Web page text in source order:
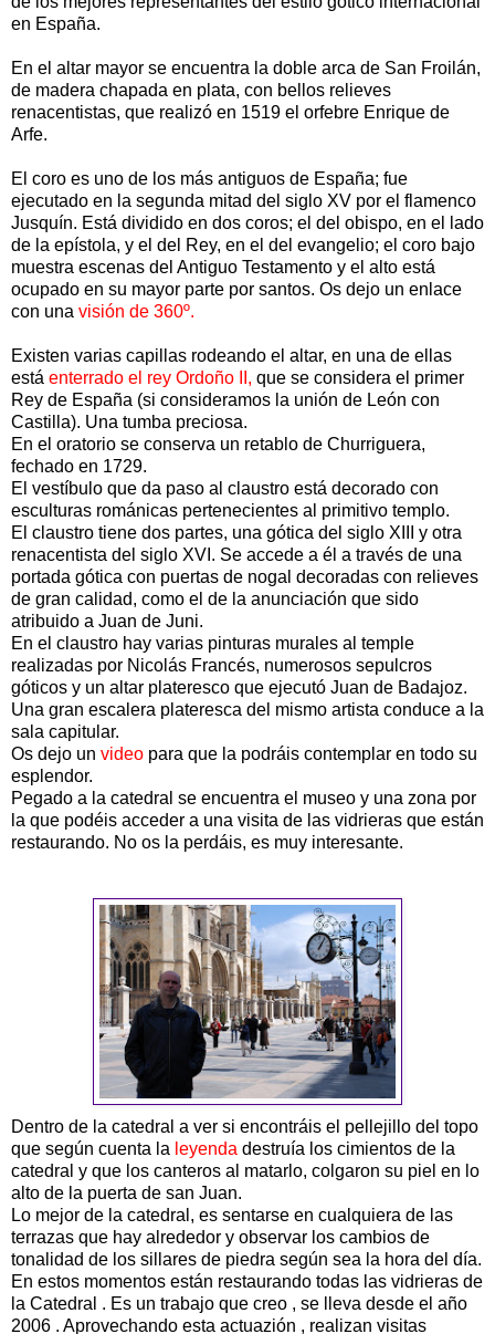
en España.
En el altar mayor se encuentra la doble arca de San Froilán,
de madera chapada en plata, con bellos relieves
renacentistas, que realizó en 1519 el orfebre Enrique de
Arfe.
El coro es uno de los más antiguos de España; fue
ejecutado en la segunda mitad del siglo XV por el flamenco
Jusquín. Está dividido en dos coros; el del obispo, en el lado
de la epístola, y el del Rey, en el del evangelio; el coro bajo
muestra escenas del Antiguo Testamento y el alto está
ocupado en su mayor parte por santos. Os dejo un enlace
con una visión de 360º.
Existen varias capillas rodeando el altar, en una de ellas
está enterrado el rey Ordoño II, que se considera el primer
Rey de España (si consideramos la unión de León con
Castilla). Una tumba preciosa.
En el oratorio se conserva un retablo de Churriguera,
fechado en 1729.
El vestíbulo que da paso al claustro está decorado con
esculturas románicas pertenecientes al primitivo templo.
El claustro tiene dos partes, una gótica del siglo XIII y otra
renacentista del siglo XVI. Se accede a él a través de una
portada gótica con puertas de nogal decoradas con relieves
de gran calidad, como el de la anunciación que sido
atribuido a Juan de Juni.
En el claustro hay varias pinturas murales al temple
realizadas por Nicolás Francés, numerosos sepulcros
góticos y un altar plateresco que ejecutó Juan de Badajoz.
Una gran escalera plateresca del mismo artista conduce a la
sala capitular.
Os dejo un video para que la podráis contemplar en todo su
esplendor.
Pegado a la catedral se encuentra el museo y una zona por
la que podéis acceder a una visita de las vidrieras que están
restaurando. No os la perdáis, es muy interesante.
Dentro de la catedral a ver si encontráis el pellejillo del topo
que según cuenta la leyenda destruía los cimientos de la
catedral y que los canteros al matarlo, colgaron su piel en lo
alto de la puerta de san Juan.
Lo mejor de la catedral, es sentarse en cualquiera de las
terrazas que hay alrededor y observar los cambios de
tonalidad de los sillares de piedra según sea la hora del día.
En estos momentos están restaurando todas las vidrieras de
la Catedral . Es un trabajo que creo , se lleva desde el año
2006 . Aprovechando esta actuazión , realizan visitas